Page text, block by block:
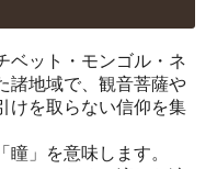
ベット・モンゴル・ネ
諸地域で、観音菩薩や
けを取らない信仰を集
」を意味します。